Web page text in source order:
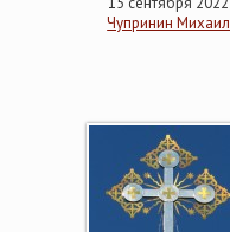
Чупринин Михаил